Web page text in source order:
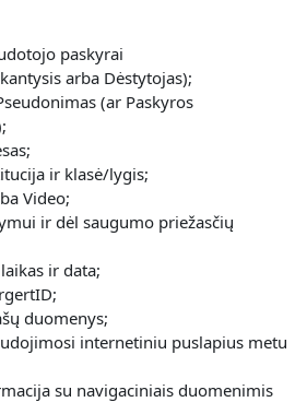
paskyrai
arba Dėstytojas);
(ar Paskyros
ir klasė/lygis;
Video;
ir dėl saugumo priežasčių
ir data;
duomenys;
internetiniu puslapius metu
su navigaciniais duomenimis